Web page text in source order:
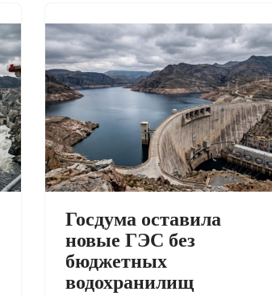
Госдума оставила
новые ГЭС без
бюджетных
водохранилищ